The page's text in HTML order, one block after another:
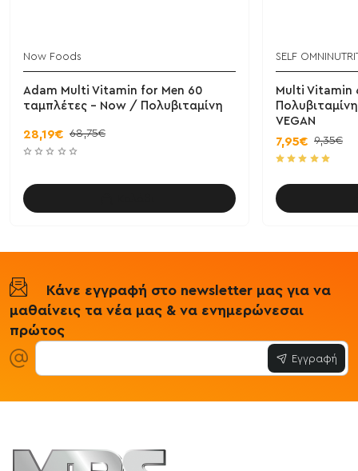
Now Foods
Adam Multi Vitamin for Men 60
ταμπλέτες - Now / Πολυβιταμίνη
28,19€ 68,75€
SELF
Multi Vitamin
VEGAN
7,95€ 9,35€
Κάνε εγγραφή στο newsletter μας για να
μαθαίνεις τα νέα μας & να ενημερώνεσαι
πρώτος
Εγγραφή